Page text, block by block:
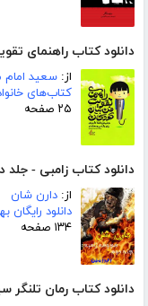
دانلود کتاب راهنمای
از: سعید
کتاب‌های
۲۵ صفحه
دانلود کتاب زامبی - جلد
از: دارن شان
دانلود
۱۳۴ صفحه
دانلود کتاب رمان تلنگر